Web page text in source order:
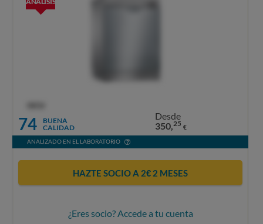
74
BUENA
CALIDAD
Desde
350,25 €
ANALIZADO EN EL LABORATORIO
HAZTE SOCIO A 2€ 2 MESES
¿Eres socio? Accede a tu cuenta